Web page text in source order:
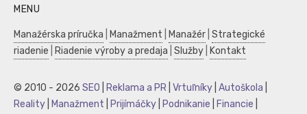
MENU
Manažérska príručka Manažment Manažér Strategické
riadenie
Riadenie výroby a predaja Služby Kontakt
© 2010 - 2026 SEO Reklama a PR Vrtuľníky Autoškola
Reality
Manažment Prijímáčky Podnikanie Financie